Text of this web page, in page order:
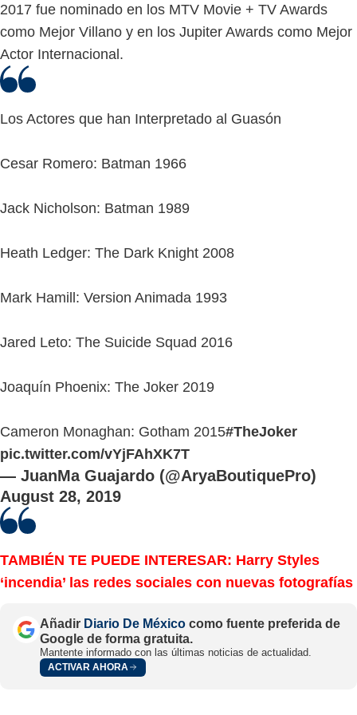
2017 fue nominado en los MTV Movie + TV Awards
como Mejor Villano y en los Jupiter Awards como Mejor
Actor Internacional.
Los Actores que han Interpretado al Guasón
Cesar Romero: Batman 1966
Jack Nicholson: Batman 1989
Heath Ledger: The Dark Knight 2008
Mark Hamill: Version Animada 1993
Jared Leto: The Suicide Squad 2016
Joaquín Phoenix: The Joker 2019
Cameron Monaghan: Gotham 2015#TheJoker
pic.twitter.com/vYjFAhXK7T
— JuanMa Guajardo (@AryaBoutiquePro)
August 28, 2019
TAMBIÉN TE PUEDE INTERESAR: Harry Styles
‘incendia’ las redes sociales con nuevas fotografías
Añadir Diario De México como fuente preferida de
Google de forma gratuita.
Mantente informado con las últimas noticias de actualidad.
ACTIVAR AHORA